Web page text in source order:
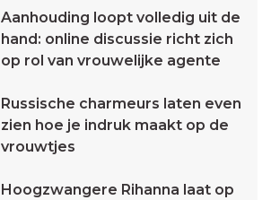
Aanhouding loopt volledig uit de
hand: online discussie richt zich
op rol van vrouwelijke agente
Russische charmeurs laten even
zien hoe je indruk maakt op de
vrouwtjes
Hoogzwangere Rihanna laat op